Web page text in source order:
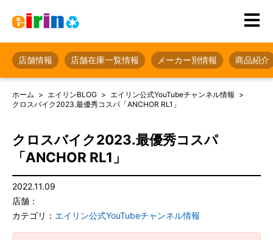
店舗情報 店舗在庫一覧情報 メーカー別情報 商品紹介
ホーム エイリンBLOG
エイリン公式YouTubeチャンネル情報
クロスバイク2023.最優秀コスパ「ANCHOR RL1」
クロスバイク2023.最優秀コスパ
「ANCHOR RL1」
2022.11.09
店舗：
カテゴリ： エイリン公式YouTubeチャンネル情報